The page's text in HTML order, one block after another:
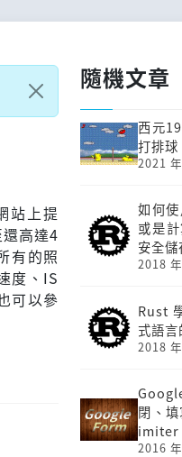
站上提
高達4
有的照
度、IS
可以參
隨機文章
西元
打排球
2021
如何
或是
安全儲
2018
Rust
式語
2018
閉、
imiter
2016